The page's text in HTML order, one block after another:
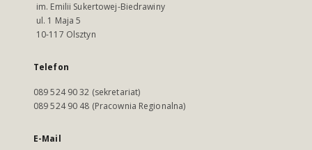
im. Emilii Sukertowej-Biedrawiny
ul. 1 Maja 5
10-117 Olsztyn
Telefon
089 524 90 32 (sekretariat)
089 524 90 48 (Pracownia Regionalna)
E-Mail